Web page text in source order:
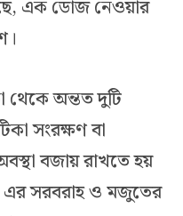
এক ডোজ নেওয়ার
থেকে অন্তত দুটি
সংরক্ষণ বা
বজায় রাখতে হয়
এর সরবরাহ ও মজুতের